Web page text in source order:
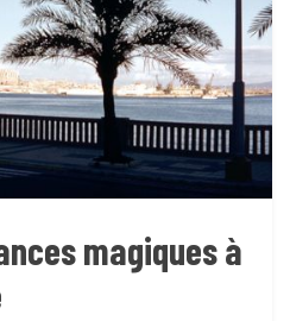
magiques à